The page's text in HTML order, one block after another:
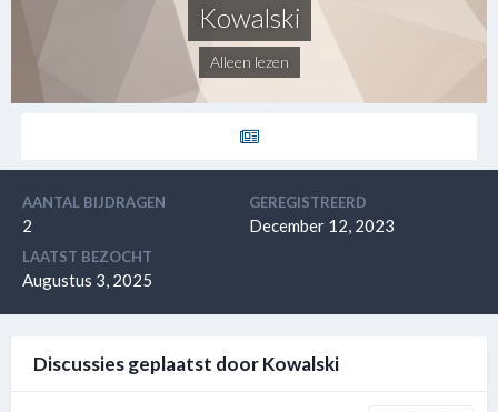
Kowalski
Alleen lezen
AANTAL BIJDRAGEN
2
GEREGISTREERD
December 12, 2023
LAATST BEZOCHT
Augustus 3, 2025
Discussies geplaatst door Kowalski